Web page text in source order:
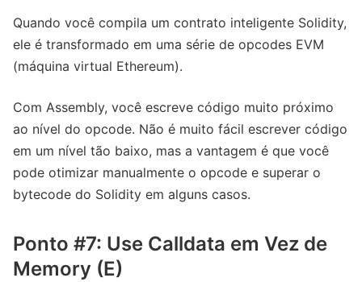
Quando você compila um contrato inteligente Solidity,
ele é transformado em uma série de opcodes EVM
(máquina virtual Ethereum).
Com Assembly, você escreve código muito próximo
ao nível do opcode. Não é muito fácil escrever código
em um nível tão baixo, mas a vantagem é que você
pode otimizar manualmente o opcode e superar o
bytecode do Solidity em alguns casos.
Ponto #7: Use Calldata em Vez de
Memory (E)